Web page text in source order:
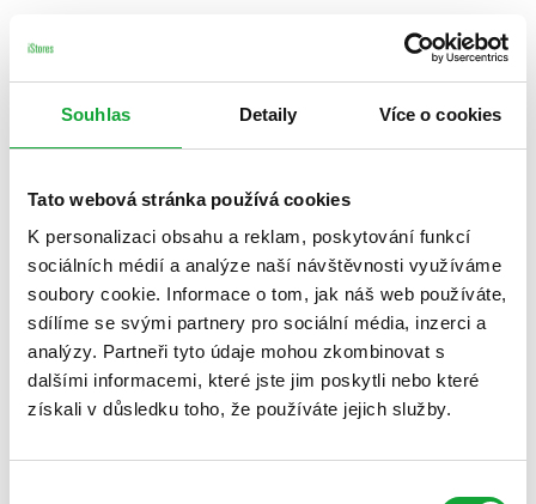
Souhlas Detaily Více o cookies
Tato webová stránka používá cookies
K personalizaci obsahu a reklam, poskytování funkcí
sociálních médií a analýze naší návštěvnosti využíváme
soubory cookie. Informace o tom, jak náš web používáte,
sdílíme se svými partnery pro sociální média, inzerci a
analýzy. Partneři tyto údaje mohou zkombinovat s
dalšími informacemi, které jste jim poskytli nebo které
získali v důsledku toho, že používáte jejich služby.